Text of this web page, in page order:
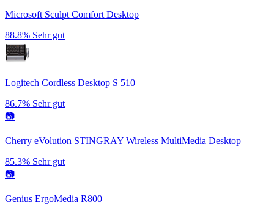
Microsoft Sculpt Comfort Desktop
88.8% Sehr gut
Logitech Cordless Desktop S 510
86.7% Sehr gut
📷
Cherry eVolution STINGRAY Wireless MultiMedia Desktop
85.3% Sehr gut
📷
Genius ErgoMedia R800